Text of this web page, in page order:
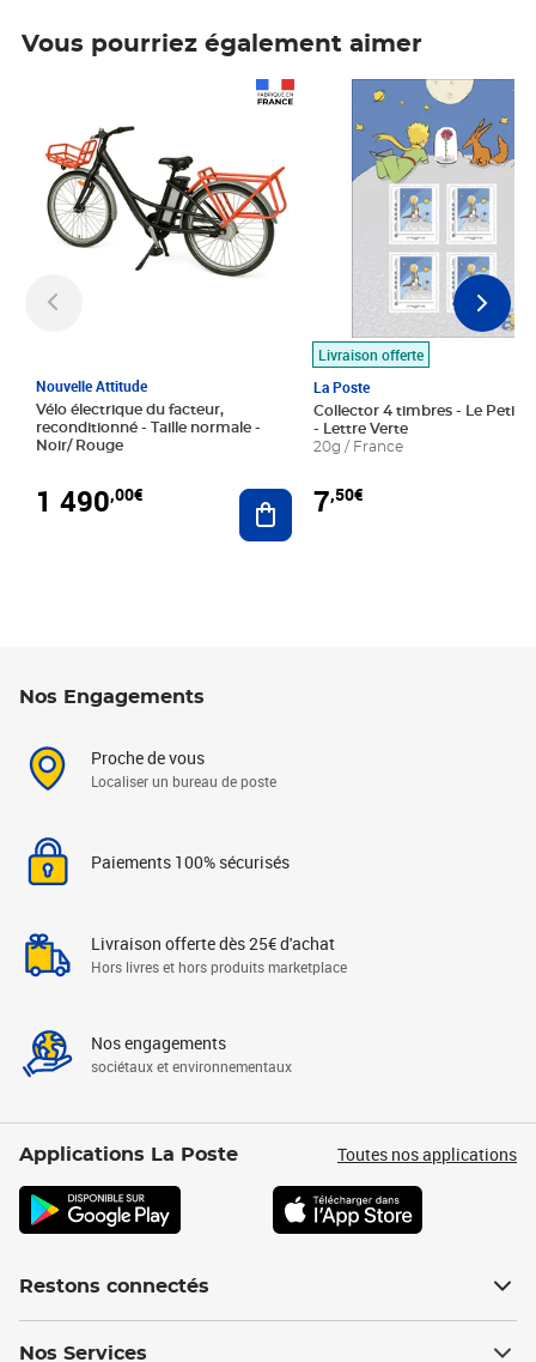
Vous pourriez également aimer
Nouvelle Attitude
Vélo électrique du facteur,
reconditionné - Taille normale -
Noir/ Rouge
1 490,00€ Ajouter au panier
Livraison offerte
La Poste
Collector 4 timbres - Le Petit
- Lettre Verte
20g / France
7,50€
Prix 7,50€
Nos Engagements
Proche de vous
Localiser un bureau de poste
Paiements 100% sécurisés
Livraison offerte dès 25€ d'achat
Hors livres et hors produits marketplace
Nos engagements
sociétaux et environnementaux
Applications La Poste Toutes nos applications
Restons connectés
Nos Services